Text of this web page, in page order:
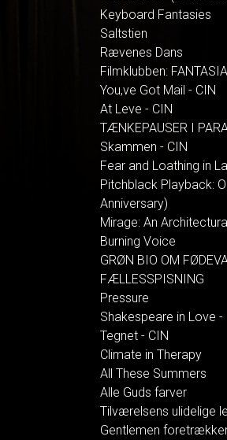
Keyboard Fantasies
Saltstien
Rævenes Dans
Filmklubben: FANTASIA
You,ve Got Mail - CIN
At Leve - CIN
TÆNKEPAUSER I
Skammen - CIN
Fear and Loathing in
Pitchblack Playback:
Anniversary)
Mirage: An
Burning Voice
GRØN BIO OM
FÆLLESSPISNING
Pressure
Shakespeare in Love -
Tegnet - CIN
Climate in Therapy
All These Summers
Alle Guds farver
Tilværelsens ulidelige
Gentlemen